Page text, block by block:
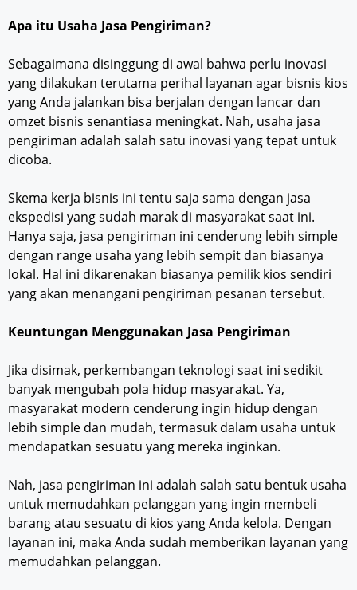
Apa itu Usaha Jasa Pengiriman?
Sebagaimana disinggung di awal bahwa perlu inovasi
yang dilakukan terutama perihal layanan agar bisnis kios
yang Anda jalankan bisa berjalan dengan lancar dan
omzet bisnis senantiasa meningkat. Nah, usaha jasa
pengiriman adalah salah satu inovasi yang tepat untuk
dicoba.
Skema kerja bisnis ini tentu saja sama dengan jasa
ekspedisi yang sudah marak di masyarakat saat ini.
Hanya saja, jasa pengiriman ini cenderung lebih simple
dengan range usaha yang lebih sempit dan biasanya
lokal. Hal ini dikarenakan biasanya pemilik kios sendiri
yang akan menangani pengiriman pesanan tersebut.
Keuntungan Menggunakan Jasa Pengiriman
Jika disimak, perkembangan teknologi saat ini sedikit
banyak mengubah pola hidup masyarakat. Ya,
masyarakat modern cenderung ingin hidup dengan
lebih simple dan mudah, termasuk dalam usaha untuk
mendapatkan sesuatu yang mereka inginkan.
Nah, jasa pengiriman ini adalah salah satu bentuk usaha
untuk memudahkan pelanggan yang ingin membeli
barang atau sesuatu di kios yang Anda kelola. Dengan
layanan ini, maka Anda sudah memberikan layanan yang
memudahkan pelanggan.